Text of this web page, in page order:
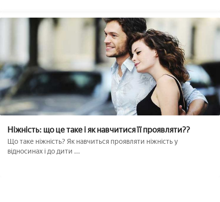
Ніжність: що це таке і як навчитися її проявляти??
Що таке ніжність? Як навчиться проявляти ніжність у
відносинах і до дити ...